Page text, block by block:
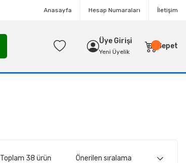
Anasayfa Hesap Numaraları İletişim
Üye Girişi
Yeni Üyelik
Sepet
Toplam 38 ürün